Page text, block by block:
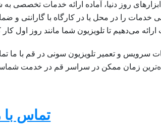
روز دنیا، آماده ارائه خدمات تخصصی به
خدمات را در محل یا در کارگاه با گارانتی و
می‌دهیم تا تلویزیون شما مانند روز اول کار
سرویس و تعمیر تلویزیون سونی در قم با ما
زمان ممکن در سراسر قم در خدمت
تماس با